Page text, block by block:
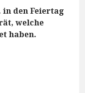
den Feiertag
welche
haben.